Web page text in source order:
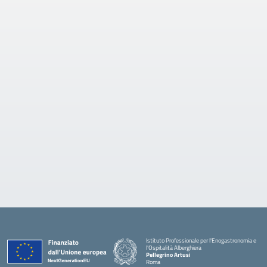
Istituto Professionale per l'Enogastronomia e
l'Ospitalità Alberghiera
Pellegrino Artusi
Roma